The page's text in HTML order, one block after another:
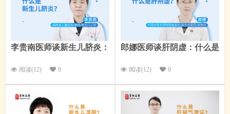
李贵南医师谈新生儿脐炎：
阅读(12) 0
郎娜医师谈肝阴虚：什么是
阅读(12) 0